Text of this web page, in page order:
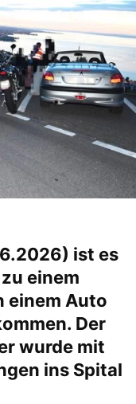
ist es
einem
einem Auto
Der
wurde mit
ins Spital